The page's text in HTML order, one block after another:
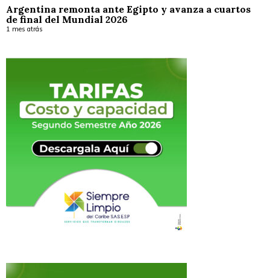
Argentina remonta ante Egipto y avanza a cuartos
de final del Mundial 2026
1 mes atrás